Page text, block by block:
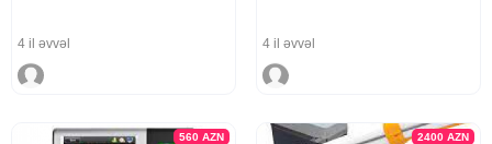
4 il əvvəl 4 il əvvəl
560AZN 2400 AZN